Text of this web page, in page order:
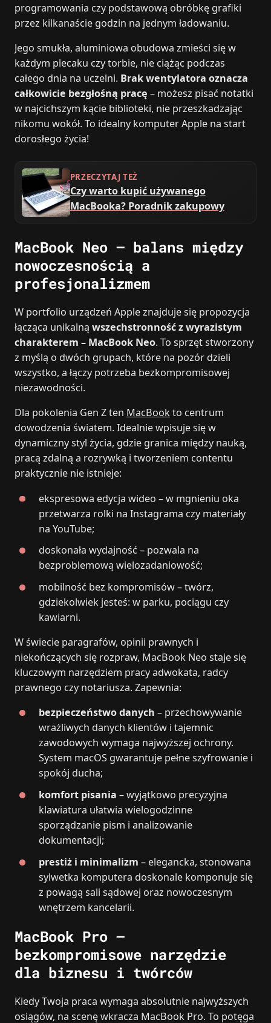
programowania czy podstawową obróbkę grafiki
przez kilkanaście godzin na jednym ładowaniu.
Jego smukła, aluminiowa obudowa zmieści się w
każdym plecaku czy torbie, nie ciążąc podczas
całego dnia na uczelni. Brak wentylatora oznacza
całkowicie bezgłośną pracę – możesz pisać notatki
w najcichszym kącie biblioteki, nie przeszkadzając
nikomu wokół. To idealny komputer Apple na start
dorosłego życia!
PRZECZYTAJ TEŻ
Czy warto kupić używanego
MacBooka? Poradnik zakupowy
MacBook Neo – balans między
nowoczesnością a
profesjonalizmem
W portfolio urządzeń Apple znajduje się propozycja
łącząca unikalną wszechstronność z wyrazistym
charakterem – MacBook Neo. To sprzęt stworzony
z myślą o dwóch grupach, które na pozór dzieli
wszystko, a łączy potrzeba bezkompromisowej
niezawodności.
Dla pokolenia Gen Z ten MacBookto centrum
dowodzenia światem. Idealnie wpisuje się w
dynamiczny styl życia, gdzie granica między nauką,
pracą zdalną a rozrywką i tworzeniem contentu
praktycznie nie istnieje:
ekspresowa edycja wideo – w mgnieniu oka
przetwarza rolki na Instagrama czy materiały
na YouTube;
doskonała wydajność – pozwala na
bezproblemową wielozadaniowość;
mobilność bez kompromisów – twórz,
gdziekolwiek jesteś: w parku, pociągu czy
kawiarni.
W świecie paragrafów, opinii prawnych i
niekończących się rozpraw, MacBook Neo staje się
kluczowym narzędziem pracy adwokata, radcy
prawnego czy notariusza. Zapewnia:
bezpieczeństwo danych– przechowywanie
wrażliwych danych klientów i tajemnic
zawodowych wymaga najwyższej ochrony.
System macOS gwarantuje pełne szyfrowanie i
spokój ducha;
komfort pisania – wyjątkowo precyzyjna
klawiatura ułatwia wielogodzinne
sporządzanie pism i analizowanie
dokumentacji;
prestiż i minimalizm – elegancka, stonowana
sylwetka komputera doskonale komponuje się
z powagą sali sądowej oraz nowoczesnym
wnętrzem kancelarii.
MacBook Pro –
bezkompromisowe narzędzie
dla biznesu i twórców
Kiedy Twoja praca wymaga absolutnie najwyższych
osiągów, na scenę wkracza MacBook Pro. To potęga